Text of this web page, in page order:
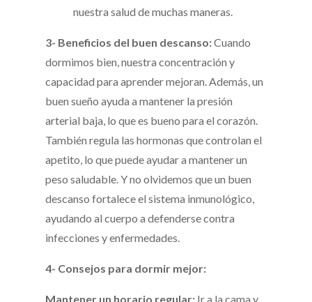
nuestra salud de muchas maneras.
3- Beneficios del buen descanso:Cuando
dormimos bien, nuestra concentración y
capacidad para aprender mejoran. Además, un
buen sueño ayuda a mantener la presión
arterial baja, lo que es bueno para el corazón.
También regula las hormonas que controlan el
apetito, lo que puede ayudar a mantener un
peso saludable. Y no olvidemos que un buen
descanso fortalece el sistema inmunológico,
ayudando al cuerpo a defenderse contra
infecciones y enfermedades.
4- Consejos para dormir mejor:
Mantener un horario regular:Ir a la cama y